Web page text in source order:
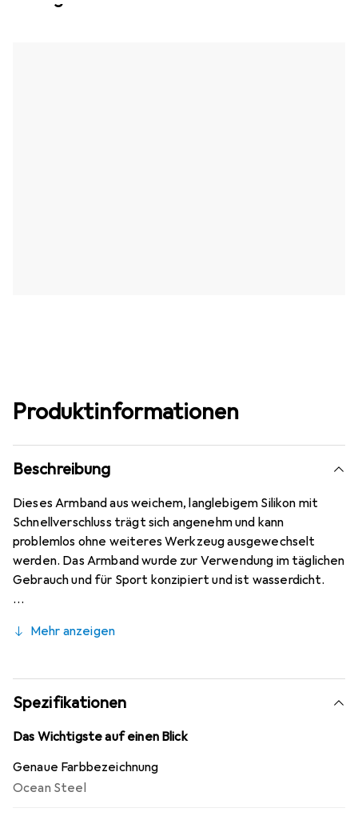
Produktinformationen
Beschreibung
Dieses Armband aus weichem, langlebigem Silikon mit
Schnellverschluss trägt sich angenehm und kann
problemlos ohne weiteres Werkzeug ausgewechselt
werden. Das Armband wurde zur Verwendung im täglichen
Gebrauch und für Sport konzipiert und ist wasserdicht.
Mehr anzeigen
Spezifikationen
Das Wichtigste auf einen Blick
Genaue Farbbezeichnung
Ocean Steel